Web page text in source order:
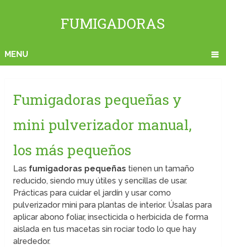
FUMIGADORAS
MENU
Fumigadoras pequeñas y
mini pulverizador manual,
los más pequeños
Las fumigadoras pequeñas tienen un tamaño
reducido, siendo muy útiles y sencillas de usar.
Prácticas para cuidar el jardín y usar como
pulverizador mini para plantas de interior. Úsalas para
aplicar abono foliar, insecticida o herbicida de forma
aislada en tus macetas sin rociar todo lo que hay
alrededor.